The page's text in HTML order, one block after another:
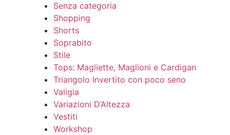
Senza categoria
Shopping
Shorts
Soprabito
Stile
Tops: Magliette, Maglioni e Cardigan
Triangolo Invertito con poco seno
Valigia
Variazioni D’Altezza
Vestiti
Workshop